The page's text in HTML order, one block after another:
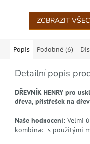
ZOBRAZIT
Popis Podobné (6)
Detailní popis
DŘEVNÍK HENRY pro
dřeva, přístřešek na
Naše hodnocení: Velmi
kombinaci s použitými